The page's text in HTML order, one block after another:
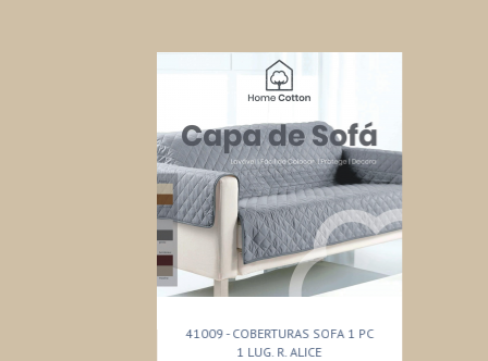
41009 - COBERTURAS SOFA 1 PC
1 LUG. R. ALICE